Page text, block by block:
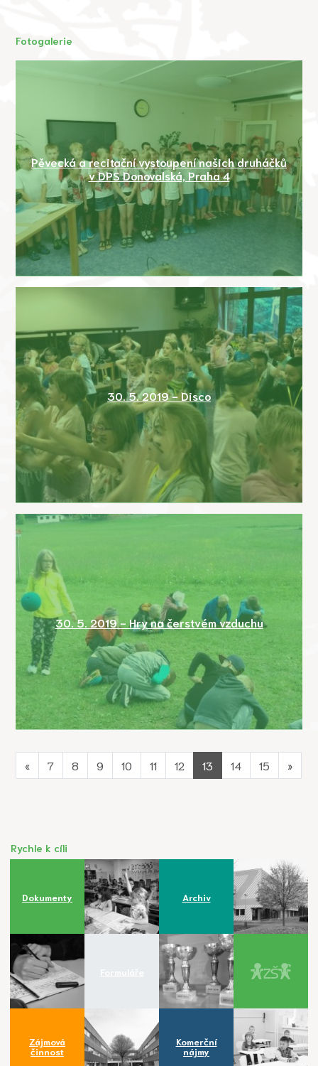
Fotogalerie
Pěvecká a recitační vystoupení našich druháčků
v DPS Donovalská, Praha 4
30. 5. 2019 - Disco
30. 5. 2019 - Hry na čerstvém vzduchu
« 7 8 9 10 11 12 13 14 15 »
Rychle k cíli
Dokumenty Archiv
Zájmová
činnost
Komerční
nájmy